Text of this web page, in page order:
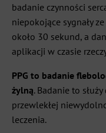
badanie czynności
niepokojące sygnały
około 30 sekund, a
aplikacji w czasie
PPG to badanie
żylną. Badanie to
przewlekłej
leczenia.